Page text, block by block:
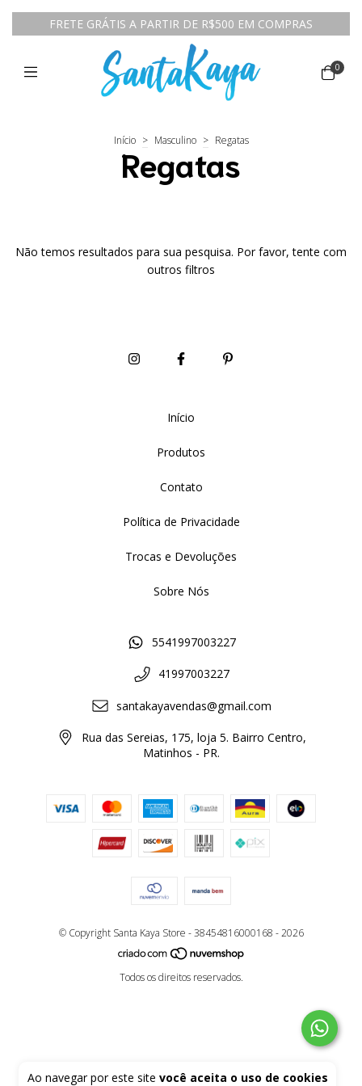
FRETE GRÁTIS A PARTIR DE R$500 EM COMPRAS
0
Ao navegar por este site você aceita o uso de cookies
Início > Masculino > Regatas
Regatas
Não temos resultados para sua pesquisa. Por favor, tente com
outros filtros
Início
Produtos
Contato
Política de Privacidade
Trocas e Devoluções
Sobre Nós
5541997003227
41997003227
santakayavendas@gmail.com
Rua das Sereias, 175, loja 5. Bairro Centro,
Matinhos - PR.
© Copyright Santa Kaya Store - 38454816000168 - 2026
Todos os direitos reservados.